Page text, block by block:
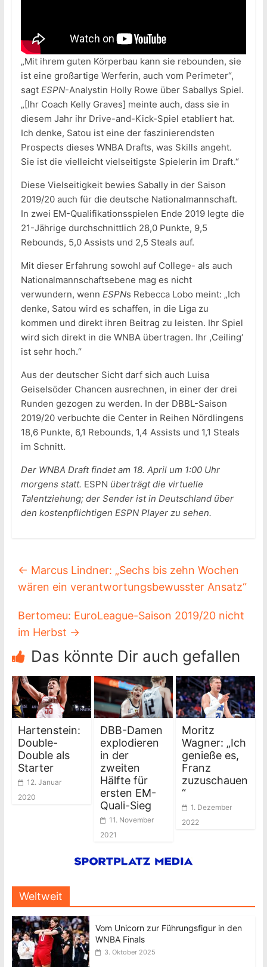
„Mit ihrem guten Körperbau kann sie rebounden, sie
ist eine großartige Werferin, auch vom Perimeter“,
sagt ESPN-Analystin Holly Rowe über Saballys Spiel.
„[Ihr Coach Kelly Graves] meinte auch, dass sie in
diesem Jahr ihr Drive-and-Kick-Spiel etabliert hat.
Ich denke, Satou ist eine der faszinierendsten
Prospects dieses WNBA Drafts, was Skills angeht.
Sie ist die vielleicht vielseitigste Spielerin im Draft.“
Diese Vielseitigkeit bewies Sabally in der Saison
2019/20 auch für die deutsche Nationalmannschaft.
In zwei EM-Qualifikationsspielen Ende 2019 legte die
21-Jährige durchschnittlich 28,0 Punkte, 9,5
Rebounds, 5,0 Assists und 2,5 Steals auf.
Mit dieser Erfahrung sowohl auf College- als auch
Nationalmannschaftsebene mag es nicht
verwundern, wenn ESPNs Rebecca Lobo meint: „Ich
denke, Satou wird es schaffen, in die Liga zu
kommen und direkt ihren Beitrag zu leisten. Ihr Spiel
wird sich direkt in die WNBA übertragen. Ihr ,Ceiling‘
ist sehr hoch.“
Aus der deutscher Sicht darf sich auch Luisa
Geiselsöder Chancen ausrechnen, in einer der drei
Runden gezogen zu werden. In der DBBL-Saison
2019/20 verbuchte die Center in Reihen Nördlingens
18,6 Punkte, 6,1 Rebounds, 1,4 Assists und 1,1 Steals
im Schnitt.
Der WNBA Draft findet am 18. April um 1:00 Uhr
morgens statt. ESPN überträgt die virtuelle
Talentziehung; der Sender ist in Deutschland über
den kostenpflichtigen ESPN Player zu sehen.
← Marcus Lindner: „Sechs bis zehn Wochen
wären ein verantwortungsbewusster Ansatz“
Bertomeu: EuroLeague-Saison 2019/20 nicht
im Herbst →
Das könnte Dir auch gefallen
Hartenstein:
Double-
Double als
Starter
12. Januar
2020
DBB-Damen
explodieren
in der
zweiten
Hälfte für
ersten EM-
Quali-Sieg
11. November
2021
Moritz
Wagner: „Ich
genieße es,
Franz
zuzuschauen
“
1. Dezember
2022
Weltweit
Vom Unicorn zur Führungsfigur in den
WNBA Finals
3. Oktober 2025